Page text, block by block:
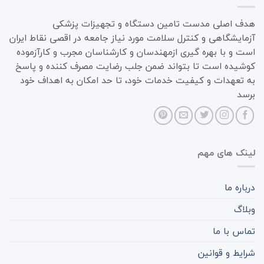
هدف اصلی مدست تامین دستگاه و تجهیزات پزشکی
آزمایشگاهی و کنترل سلامت مورد نیاز جامعه در اقصی نقاط ایران
است و با بهره گیری ازمهندسان و کارشناسان مجرب و کارآزموده
کوشیده است تا بتواند ضمن جلب رضایت مصرف کننده و پاسخ
به تعهدات و کیفیت خدمات خود، تا حد امکان به اهداف خود
برسد
لینک های مهم
درباره ما
وبلاگ
تماس با ما
شرایط و قوانین